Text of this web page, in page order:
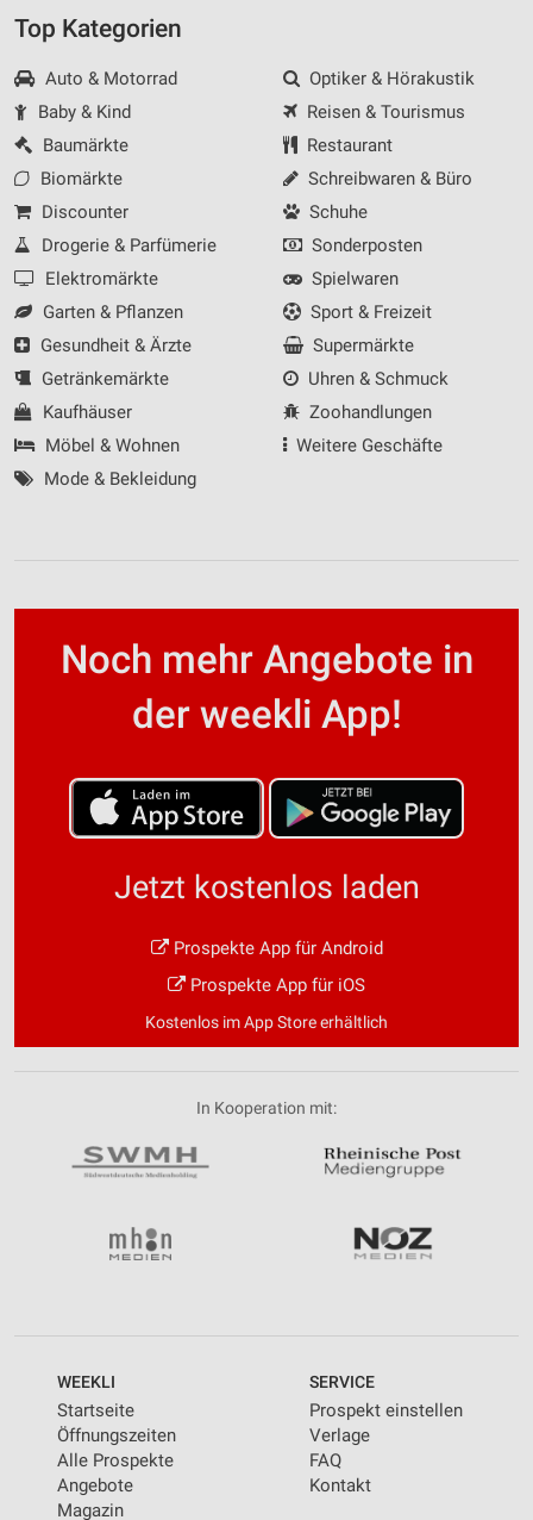
Top Kategorien
Auto & Motorrad
Baby & Kind
Baumärkte
Biomärkte
Discounter
Drogerie & Parfümerie
Elektromärkte
Garten & Pflanzen
Gesundheit & Ärzte
Getränkemärkte
Kaufhäuser
Möbel & Wohnen
Mode & Bekleidung
Optiker & Hörakustik
Reisen & Tourismus
Restaurant
Schreibwaren & Büro
Schuhe
Sonderposten
Spielwaren
Sport & Freizeit
Supermärkte
Uhren & Schmuck
Zoohandlungen
Weitere Geschäfte
Noch mehr Angebote in
der weekli App!
Jetzt kostenlos laden
Prospekte App für Android
Prospekte App für iOS
Kostenlos im App Store erhältlich
In Kooperation mit:
WEEKLI
Startseite
Öffnungszeiten
Alle Prospekte
Angebote
Magazin
SERVICE
Prospekt einstellen
Verlage
FAQ
Kontakt